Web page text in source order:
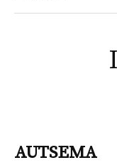
AUTSEMA